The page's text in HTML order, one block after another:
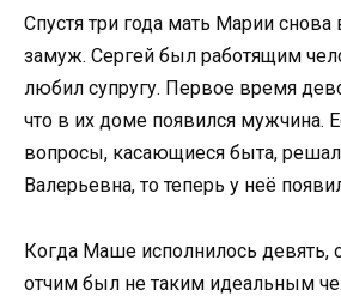
Спустя три года мать Марии
замуж. Сергей был работящим
любил супругу. Первое время
что в их доме появился мужчина.
вопросы, касающиеся быта,
Валерьевна, то теперь у неё
Когда Маше исполнилось девять,
отчим был не таким идеальным